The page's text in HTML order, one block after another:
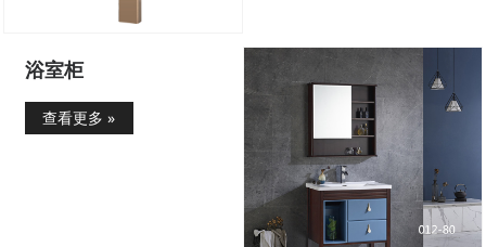
浴室柜
查看更多 »